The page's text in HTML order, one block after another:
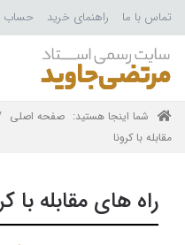
تماس با ما راهنمای خرید حساب
شما اینجا هستید: صفحه اصلی
مقابله با کرونا
راه های مقابله با